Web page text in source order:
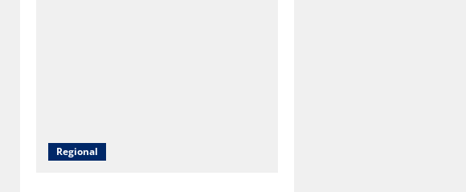
Regional